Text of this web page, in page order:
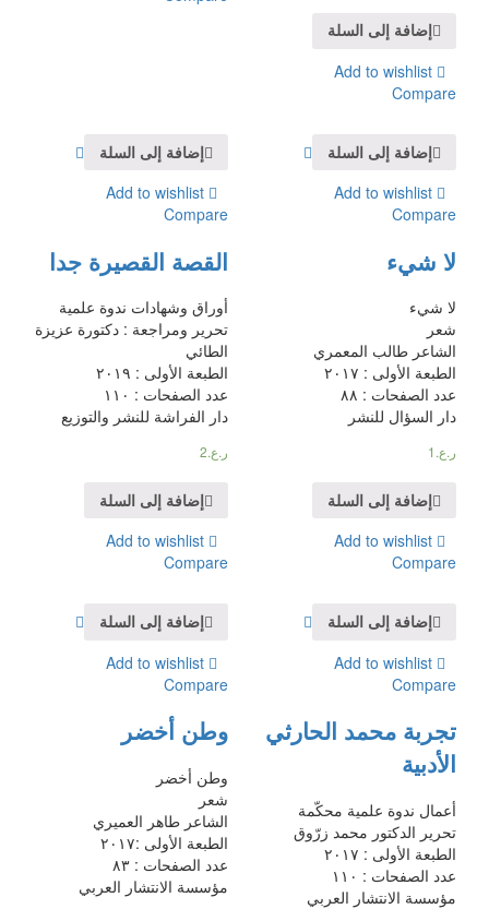
إضافة إلى السلة
Add to wishlist
Compare
إضافة إلى السلة
Add to wishlist
Compare
القصة القصيرة جدا
أوراق وشهادات ندوة علمية
تحرير ومراجعة : دكتورة عزيزة
الطائي
الطبعة الأولى : ٢٠١٩
عدد الصفحات : ١١٠
دار الفراشة للنشر والتوزيع
ر.ع.2
إضافة إلى السلة
Add to wishlist
Compare
إضافة إلى السلة
Add to wishlist
Compare
لا شيء
لا شيء
شعر
الشاعر طالب المعمري
الطبعة الأولى : ٢٠١٧
عدد الصفحات : ٨٨
دار السؤال للنشر
ر.ع.1
إضافة إلى السلة
Add to wishlist
Compare
إضافة إلى السلة
Add to wishlist
Compare
وطن أخضر
وطن أخضر
شعر
الشاعر طاهر العميري
الطبعة الأولى :٢٠١٧
عدد الصفحات : ٨٣
مؤسسة الانتشار العربي
إضافة إلى السلة
Add to wishlist
Compare
تجربة محمد الحارثي
الأدبية
أعمال ندوة علمية محكّمة
تحرير الدكتور محمد زرّوق
الطبعة الأولى : ٢٠١٧
عدد الصفحات : ١١٠
مؤسسة الانتشار العربي